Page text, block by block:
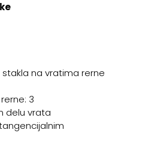
na vratima rerne
3
delu vrata